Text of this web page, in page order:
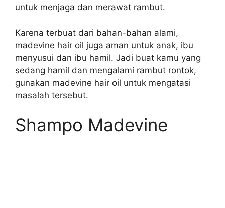
untuk menjaga dan merawat rambut.
Karena terbuat dari bahan-bahan alami,
madevine hair oil juga aman untuk anak, ibu
menyusui dan ibu hamil. Jadi buat kamu yang
sedang hamil dan mengalami rambut rontok,
gunakan madevine hair oil untuk mengatasi
masalah tersebut.
Shampo Madevine